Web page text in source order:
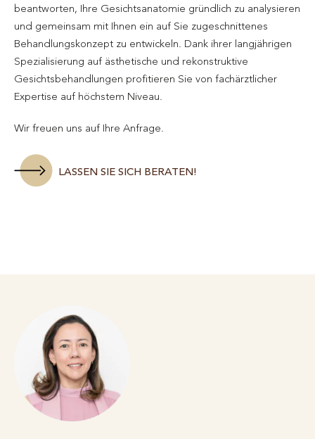
beantworten, Ihre Gesichtsanatomie gründlich zu analysieren
und gemeinsam mit Ihnen ein auf Sie zugeschnittenes
Behandlungskonzept zu entwickeln. Dank ihrer langjährigen
Spezialisierung auf ästhetische und rekonstruktive
Gesichtsbehandlungen profitieren Sie von fachärztlicher
Expertise auf höchstem Niveau.
Wir freuen uns auf Ihre Anfrage.
LASSEN SIE SICH BERATEN!